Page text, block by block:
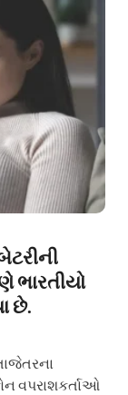
ભારતીયો
છે.
તાજેતરના
વપરાશકર્તાઓ